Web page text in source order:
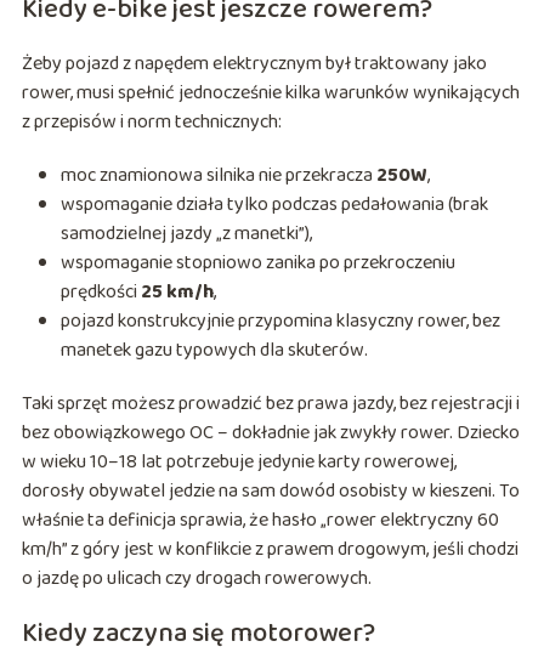
Kiedy e-bike jest jeszcze rowerem?
Żeby pojazd z napędem elektrycznym był traktowany jako
rower, musi spełnić jednocześnie kilka warunków wynikających
z przepisów i norm technicznych:
moc znamionowa silnika nie przekracza 250W,
wspomaganie działa tylko podczas pedałowania (brak
samodzielnej jazdy „z manetki”),
wspomaganie stopniowo zanika po przekroczeniu
prędkości 25 km/h,
pojazd konstrukcyjnie przypomina klasyczny rower, bez
manetek gazu typowych dla skuterów.
Taki sprzęt możesz prowadzić bez prawa jazdy, bez rejestracji i
bez obowiązkowego OC – dokładnie jak zwykły rower. Dziecko
w wieku 10–18 lat potrzebuje jedynie karty rowerowej,
dorosły obywatel jedzie na sam dowód osobisty w kieszeni. To
właśnie ta definicja sprawia, że hasło „rower elektryczny 60
km/h” z góry jest w konflikcie z prawem drogowym, jeśli chodzi
o jazdę po ulicach czy drogach rowerowych.
Kiedy zaczyna się motorower?